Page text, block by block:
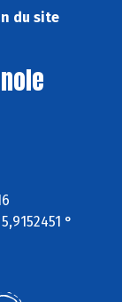
du site
°